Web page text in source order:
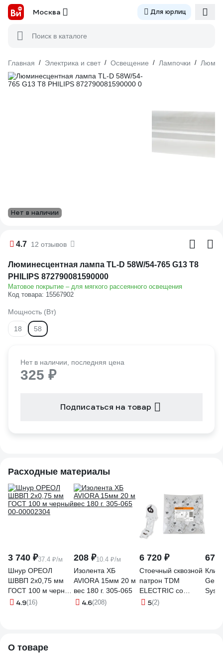
Москва Для юрлиц
Поиск в каталоге
Главная / Электрика и свет / Освещение / Лампочки /
Нет в наличии
4.7 12 отзывов
Люминесцентная лампа TL-D 58W/54-765 G13 T8
PHILIPS 872790081590000
Матовое покрытие – для мягкого рассеянного освещения
Код товара: 15567902
Мощность (Вт)
18 58
Нет в наличии, последняя цена
325 ₽
Подписаться на товар
Расходные материалы
3 740 ₽37.4 ₽/м
Шнур ОРЕОЛ
ШВВП 2х0,75 мм
ГОСТ 100 м черный
00-00002304
4.9(16)
208 ₽10.4 ₽/м
Изолента ХБ
AVIORA 15мм 20 м
вес 180 г. 305-065
4.6(208)
6 720 ₽
Стоечный сквозной
патрон TDM
ELECTRIC со
стартеродержателем
5(2)
674
О товаре